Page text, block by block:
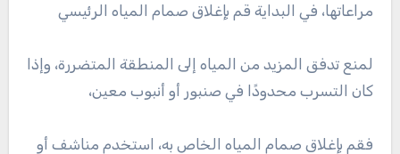
مراعاتها، في البداية قم بإغلاق صمام المياه الرئيسي
لمنع تدفق المزيد من المياه إلى المنطقة المتضررة، وإذا
كان التسرب محدودًا في صنبور أو أنبوب معين،
فقم بإغلاق صمام المياه الخاص به، استخدم مناشف أو